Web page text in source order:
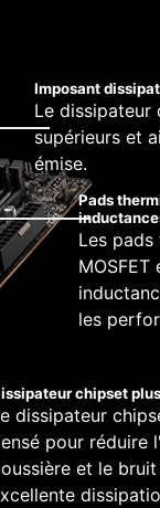
Imposant
Le dissipateur
supérieurs et
émise.
Pads
Les
les
chipset
dissipateur
pour réduire
et le
ventilateurs
—
PCB à 6
Conception
sur des
Cuivre de 2
d'alimentation,
savoir plus
d'une